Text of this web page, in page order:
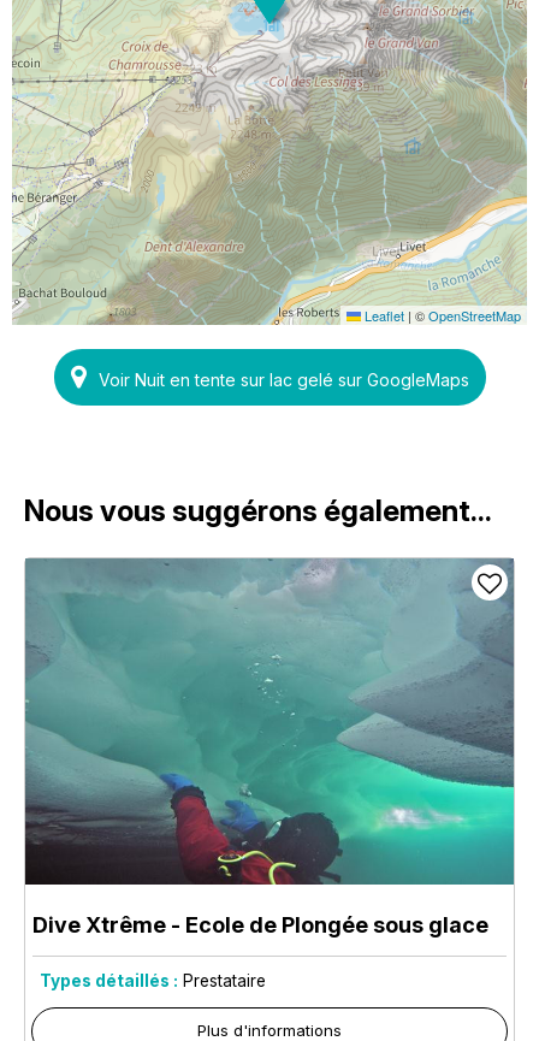
Leaflet | ©OpenStreetMap
Voir Nuit en tente sur lac gelé sur GoogleMaps
Nous vous suggérons également...
Dive Xtrême - Ecole de Plongée sous glace
Types détaillés : Prestataire
Plus d'informations